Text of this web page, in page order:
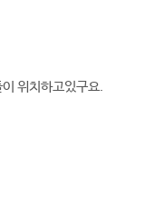
위치하고있구요.